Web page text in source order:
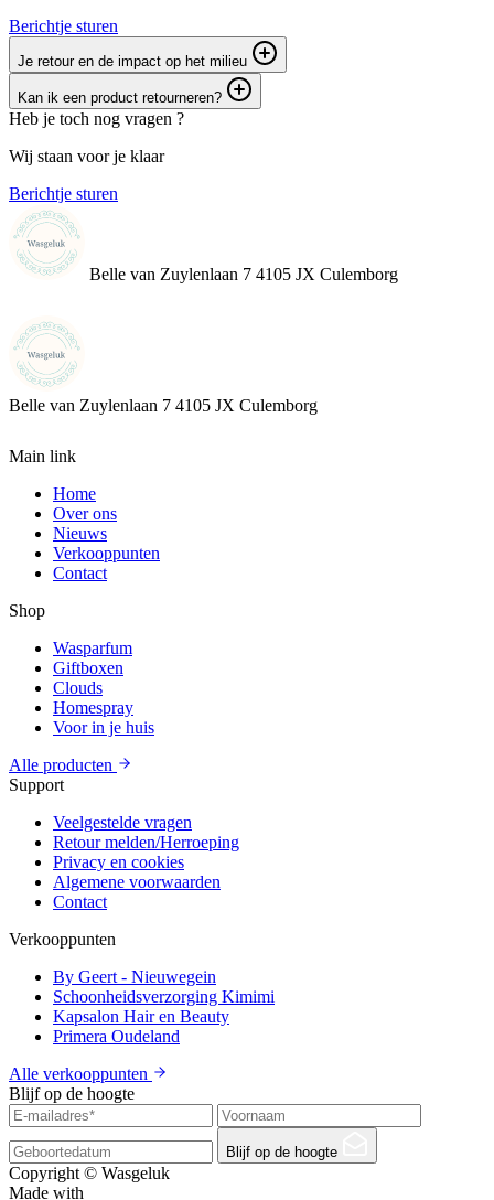
Berichtje sturen
Je retour en de impact op het milieu
Kan ik een product retourneren?
Heb je toch nog vragen ?
Wij staan voor je klaar
Berichtje sturen
Belle van Zuylenlaan 7 4105 JX Culemborg
Belle van Zuylenlaan 7 4105 JX Culemborg
Main link
Home
Over ons
Nieuws
Verkooppunten
Contact
Shop
Wasparfum
Giftboxen
Clouds
Homespray
Voor in je huis
Alle producten
Support
Veelgestelde vragen
Retour melden/Herroeping
Privacy en cookies
Algemene voorwaarden
Contact
Verkooppunten
By Geert - Nieuwegein
Schoonheidsverzorging Kimimi
Kapsalon Hair en Beauty
Primera Oudeland
Alle verkooppunten
Blijf op de hoogte
Blijf op de hoogte
Copyright © Wasgeluk
Made with